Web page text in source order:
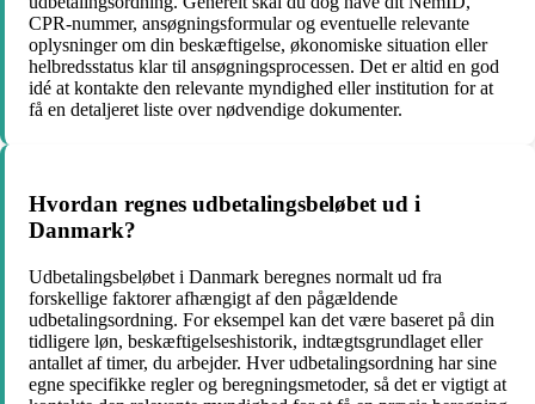
CPR-nummer, ansøgningsformular og eventuelle relevante
oplysninger om din beskæftigelse, økonomiske situation eller
helbredsstatus klar til ansøgningsprocessen. Det er altid en god
idé at kontakte den relevante myndighed eller institution for at
få en detaljeret liste over nødvendige dokumenter.
Hvordan regnes udbetalingsbeløbet ud i
Danmark?
Udbetalingsbeløbet i Danmark beregnes normalt ud fra
forskellige faktorer afhængigt af den pågældende
udbetalingsordning. For eksempel kan det være baseret på din
tidligere løn, beskæftigelseshistorik, indtægtsgrundlaget eller
antallet af timer, du arbejder. Hver udbetalingsordning har sine
egne specifikke regler og beregningsmetoder, så det er vigtigt at